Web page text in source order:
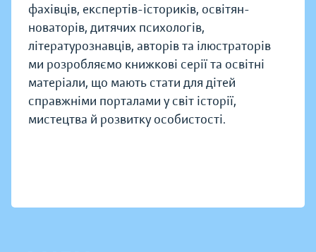
фахівців, експертів-істориків, освітян-
новаторів, дитячих психологів,
літературознавців, авторів та ілюстраторів
ми розробляємо книжкові серії та освітні
матеріали, що мають стати для дітей
справжніми порталами у світ історії,
мистецтва й розвитку особистості.